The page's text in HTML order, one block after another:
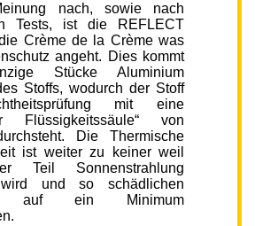
nach, sowie nach
Tests, ist die REFLECT
Crème de la Crème was
angeht. Dies kommt
Stücke Aluminium
Stoffs, wodurch der Stoff
mit eine
Flüssigkeitssäule“ von
Die Thermische
ist weiter zu keiner weil
Teil Sonnenstrahlung
und so schädlichen
auf ein Minimum